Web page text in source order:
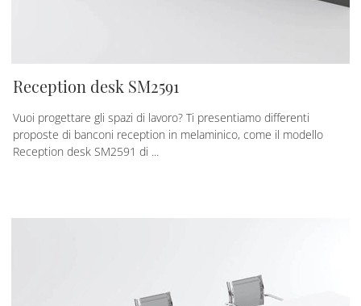
Reception desk SM2591
Vuoi progettare gli spazi di lavoro? Ti presentiamo differenti
proposte di banconi reception in melaminico, come il modello
Reception desk SM2591 di ...